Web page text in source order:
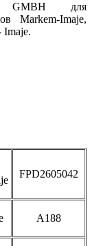
GMBH для
Markem-Imaje,
Imaje.
FPD2605042
A188